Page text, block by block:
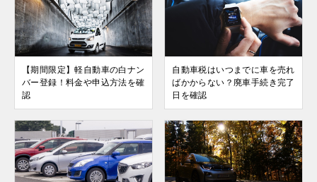
【期間限定】軽自動車の白ナン
バー登録！料金や申込方法を確
認
自動車税はいつまでに車を売れ
ばかからない？廃車手続き完了
日を確認